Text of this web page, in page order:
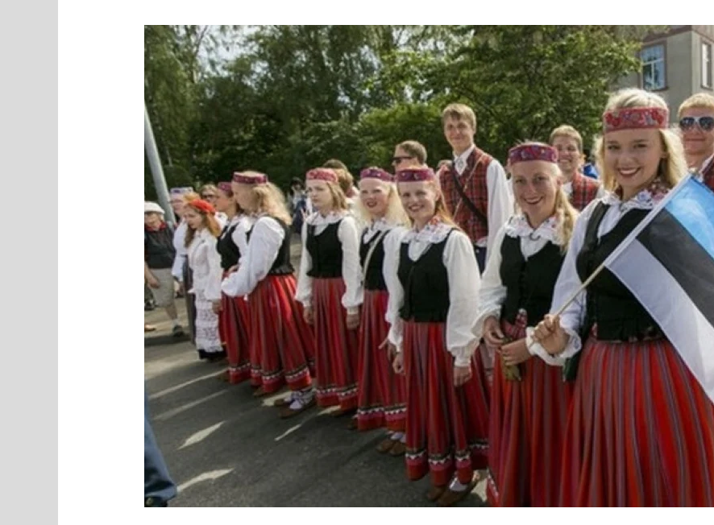
„Moja
Estonija“
come
back